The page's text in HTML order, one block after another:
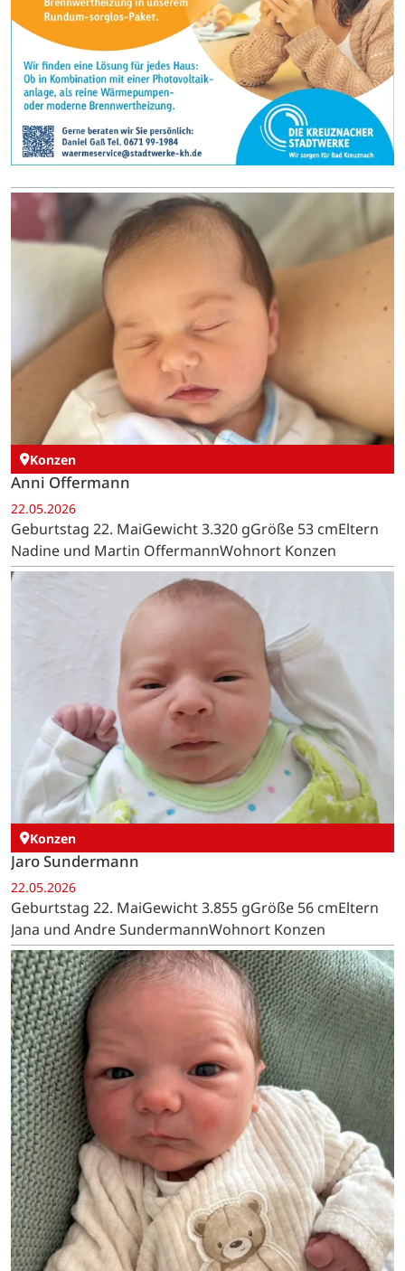
Konzen
Anni Offermann
22.05.2026
Geburtstag 22. MaiGewicht 3.320 gGröße 53 cmEltern
Nadine und Martin OffermannWohnort Konzen
Konzen
Jaro Sundermann
22.05.2026
Geburtstag 22. MaiGewicht 3.855 gGröße 56 cmEltern
Jana und Andre SundermannWohnort Konzen